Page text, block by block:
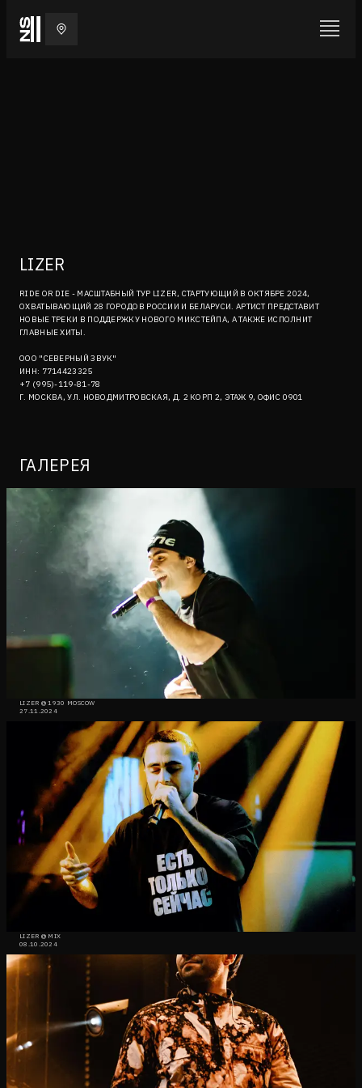
LIZER
RIDE OR DIE - МАСШТАБНЫЙ ТУР LIZER, СТАРТУЮЩИЙ В ОКТЯБРЕ 2024,
ОХВАТЫВАЮЩИЙ 28 ГОРОДОВ РОССИИ И БЕЛАРУСИ. АРТИСТ ПРЕДСТАВИТ
НОВЫЕ ТРЕКИ В ПОДДЕРЖКУ НОВОГО МИКСТЕЙПА, А ТАКЖЕ ИСПОЛНИТ
ГЛАВНЫЕ ХИТЫ.
ООО "СЕВЕРНЫЙ ЗВУК"
ИНН: 7714423325
+7 (995)-119-81-78
Г. МОСКВА, УЛ. НОВОДМИТРОВСКАЯ, Д. 2 КОРП 2, ЭТАЖ 9, ОФИС 0901
ГАЛЕРЕЯ
LIZER @ 1930 MOSCOW
27.11.2024
LIZER @ MIX
08.10.2024